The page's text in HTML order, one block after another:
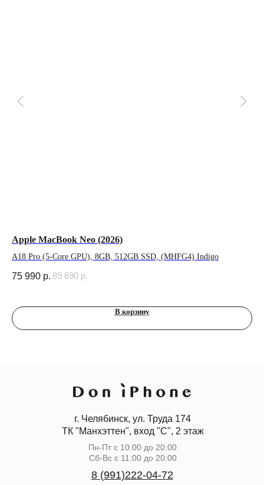
Apple MacBook Neo (2026)
A18 Pro (5-Core GPU), 8GB, 512GB SSD, (MHFG4) Indigo
75 990 р. 89 690 р.
В корзину
г. Челябинск, ул. Труда 174
ТК "Манхэттен", вход "С", 2 этаж
Пн-Пт с 10:00 до 20:00
Сб-Вс с 11:00 до 20:00
8 (991)222-04-72